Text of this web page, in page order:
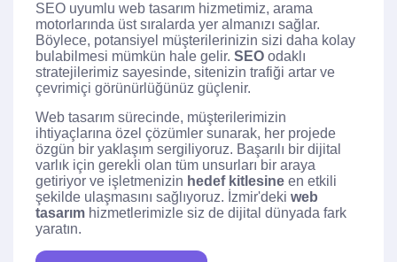
SEO uyumlu web tasarım hizmetimiz, arama
motorlarında üst sıralarda yer almanızı sağlar.
Böylece, potansiyel müşterilerinizin sizi daha kolay
bulabilmesi mümkün hale gelir. SEO odaklı
stratejilerimiz sayesinde, sitenizin trafiği artar ve
çevrimiçi görünürlüğünüz güçlenir.
Web tasarım sürecinde, müşterilerimizin
ihtiyaçlarına özel çözümler sunarak, her projede
özgün bir yaklaşım sergiliyoruz. Başarılı bir dijital
varlık için gerekli olan tüm unsurları bir araya
getiriyor ve işletmenizin hedef kitlesine en etkili
şekilde ulaşmasını sağlıyoruz. İzmir'deki web
tasarım hizmetlerimizle siz de dijital dünyada fark
yaratın.